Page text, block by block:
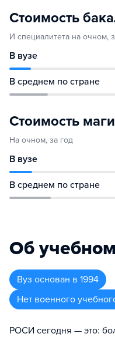
Стоимость
И специалитета на очном,
В вузе
В среднем по стране
Стоимость
На очном, за год
В вузе
В среднем по стране
Об
Вуз основан в 1994
Нет военного
РОСИ сегодня — это: